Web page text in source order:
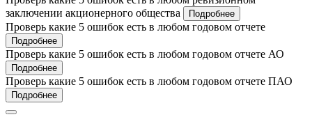
заключении акционерного общества
Подробнее
Проверь какие 5 ошибок есть в любом годовом отчете
Подробнее
Проверь какие 5 ошибок есть в любом годовом отчете АО
Подробнее
Проверь какие 5 ошибок есть в любом годовом отчете ПАО
Подробнее